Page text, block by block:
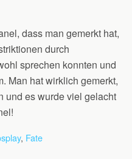
dass man gemerkt hat,
durch
sprechen konnten und
Man hat wirklich gemerkt,
und es wurde viel gelacht
, Fate